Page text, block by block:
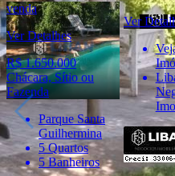
venda
Ver Detalhes
R$ 1.650.000
Chácara, Sítio ou
Fazenda
Parque Santa
Guilhermina
5 Quartos
5 Banheiros
Ver